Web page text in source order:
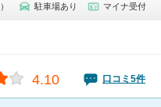
） 駐車場あり マイナ受付
4.10 口コミ5件